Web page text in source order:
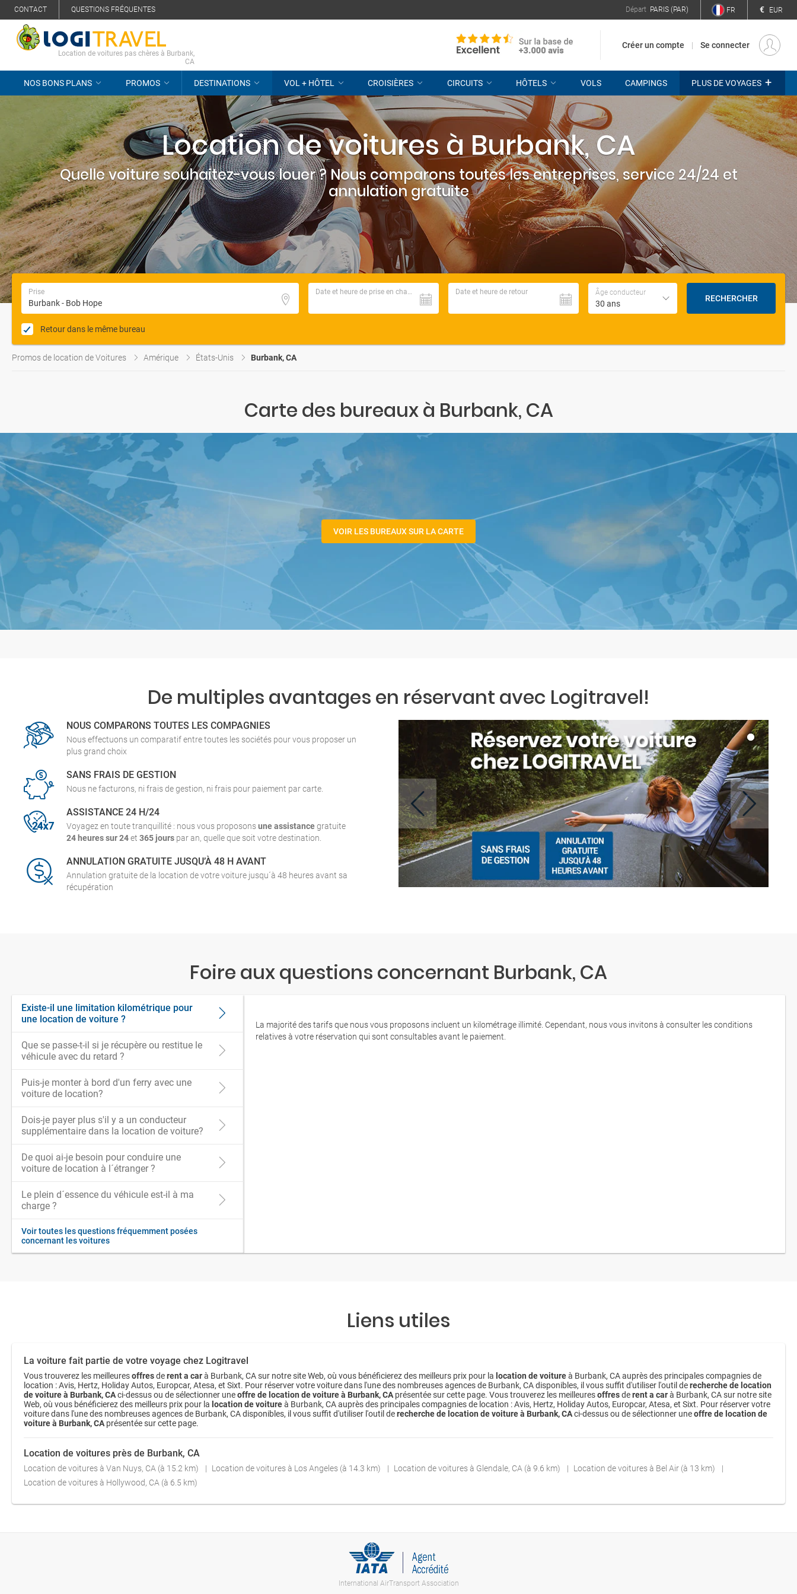
CONTACT QUESTIONS FRÉQUENTES Départ PARIS (PAR) FR € EUR
Location de voitures pas chères à Burbank,
CA
Créer un compte Se connecter
NOS BONS PLANS PROMOS DESTINATIONS VOL + HÔTEL CROISIÈRES CIRCUITS HÔTELS VOLS CAMPINGS PLUS DE VOYAGES +
Location de voitures à Burbank, CA
Quelle voiture souhaitez-vous louer ? Nous comparons toutes les entreprises, service 24/24 et
annulation gratuite
Prise Date et heure de prise en charge Date et heure de retour Âge conducteur
30 ans
RECHERCHER
Retour dans le même bureau
Promos de location de Voitures Amérique États-Unis Burbank, CA
Carte des bureaux à Burbank, CA
VOIR LES BUREAUX SUR LA CARTE
De multiples avantages en réservant avec Logitravel!
NOUS COMPARONS TOUTES LES COMPAGNIES
Nous effectuons un comparatif entre toutes les sociétés pour vous proposer un
plus grand choix
SANS FRAIS DE GESTION
Nous ne facturons, ni frais de gestion, ni frais pour paiement par carte.
ASSISTANCE 24 H/24
Voyagez en toute tranquillité : nous vous proposonsune assistancegratuite
24 heures sur 24et 365 jours par an, quelle que soit votre destination.
ANNULATION GRATUITE JUSQU’À 48 H AVANT
Annulation gratuite de la location de votre voiture jusqu´à 48 heures avant sa
récupération
Foire aux questions concernant Burbank, CA
Existe-il une limitation kilométrique pour
une location de voiture ?
Que se passe-t-il si je récupère ou restitue le
véhicule avec du retard ?
Puis-je monter à bord d'un ferry avec une
voiture de location?
Dois-je payer plus s'il y a un conducteur
supplémentaire dans la location de voiture?
De quoi ai-je besoin pour conduire une
voiture de location à l´étranger ?
Le plein d´essence du véhicule est-il à ma
charge ?
Voir toutes les questions fréquemment posées
concernant les voitures
La majorité des tarifs que nous vous proposons incluent un kilométrage illimité. Cependant, nous vous invitons à consulter les conditions
relatives à votre réservation qui sont consultables avant le paiement.
Liens utiles
La voiture fait partie de votre voyage chez Logitravel
Vous trouverez les meilleuresoffresderent a carà Burbank, CA sur notre site Web, où vous bénéficierez des meilleurs prix pour la location de voitureà Burbank, CA auprès des principales compagnies de
location : Avis, Hertz, Holiday Autos, Europcar, Atesa, et Sixt. Pour réserver votre voiture dans l'une des nombreuses agences de Burbank, CA disponibles, il vous suffit d'utiliser l'outil derecherche de location
de voiture à Burbank, CAci-dessus ou de sélectionner uneoffre de location de voiture à Burbank, CA présentée sur cette page. Vous trouverez les meilleuresoffresderent a carà Burbank, CA sur notre site
Web, où vous bénéficierez des meilleurs prix pour la location de voitureà Burbank, CA auprès des principales compagnies de location : Avis, Hertz, Holiday Autos, Europcar, Atesa, et Sixt. Pour réserver votre
voiture dans l'une des nombreuses agences de Burbank, CA disponibles, il vous suffit d'utiliser l'outil derecherche de location de voiture à Burbank, CAci-dessus ou de sélectionner uneoffre de location de
voiture à Burbank, CA présentée sur cette page.
Location de voitures près de Burbank, CA
Location de voitures à Van Nuys, CA (à 15.2 km) Location de voitures à Los Angeles (à 14.3 km) Location de voitures à Glendale, CA (à 9.6 km)
Location de voitures à Bel Air (à 13 km)
Location de voitures à Hollywood, CA (à 6.5 km)
International AirTransport Association